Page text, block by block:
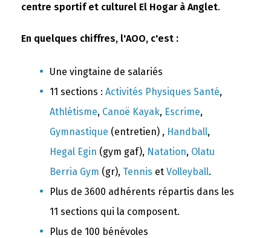
centre sportif et culturel El Hogar à Anglet.
En quelques chiffres, l'AOO, c'est :
Une vingtaine de salariés
11 sections : Activités Physiques Santé,
Athlétisme, Canoë Kayak, Escrime,
Gymnastique (entretien) , Handball,
Hegal Egin (gym gaf), Natation, Olatu
Berria Gym (gr), Tennis et Volleyball.
Plus de 3600 adhérents répartis dans les
11 sections qui la composent.
Plus de 100 bénévoles